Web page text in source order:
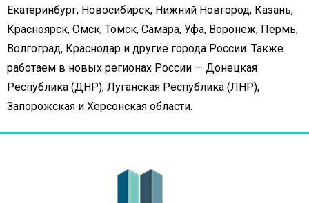
Екатеринбург, Новосибирск, Нижний Новгород, Казань,
Красноярск, Омск, Томск, Самара, Уфа, Воронеж, Пермь,
Волгоград, Краснодар и другие города России. Также
работаем в новых регионах России — Донецкая
Республика (ДНР), Луганская Республика (ЛНР),
Запорожская и Херсонская области.